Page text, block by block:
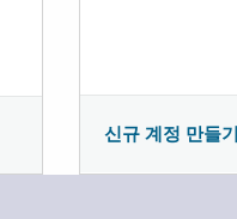
신규 계정 만들기